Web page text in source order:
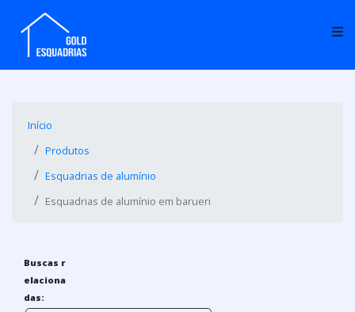
Início
Produtos
Esquadrias de alumínio
Esquadrias de alumínio em barueri
Buscas r
elaciona
das: